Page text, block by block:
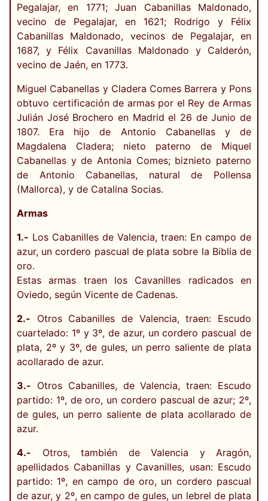
Pegalajar, en 1771; Juan Cabanillas Maldonado,
vecino de Pegalajar, en 1621; Rodrigo y Félix
Cabanillas Maldonado, vecinos de Pegalajar, en
1687, y Félix Cavanillas Maldonado y Calderón,
vecino de Jaén, en 1773.
Miguel Cabanellas y Cladera Comes Barrera y Pons
obtuvo certificación de armas por el Rey de Armas
Julián José Brochero en Madrid el 26 de Junio de
1807. Era hijo de Antonio Cabanellas y de
Magdalena Cladera; nieto paterno de Miquel
Cabanellas y de Antonia Comes; biznieto paterno
de Antonio Cabanellas, natural de Pollensa
(Mallorca), y de Catalina Socias.
Armas
1.- Los Cabanilles de Valencia, traen: En campo de
azur, un cordero pascual de plata sobre la Biblia de
oro.
Estas armas traen los Cavanilles radicados en
Oviedo, según Vicente de Cadenas.
2.- Otros Cabanilles de Valencia, traen: Escudo
cuartelado: 1º y 3º, de azur, un cordero pascual de
plata, 2º y 3º, de gules, un perro saliente de plata
acollarado de azur.
3.- Otros Cabanilles, de Valencia, traen: Escudo
partido: 1º, de oro, un cordero pascual de azur; 2º,
de gules, un perro saliente de plata acollarado de
azur.
4.- Otros, también de Valencia y Aragón,
apellidados Cabanillas y Cavanilles, usan: Escudo
partido: 1º, en campo de oro, un cordero pascual
de azur, y 2º, en campo de gules, un lebrel de plata